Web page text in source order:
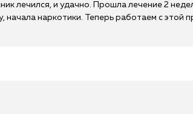
лечился, и удачно. Прошла лечение 2
наркотики. Теперь работаем с этой